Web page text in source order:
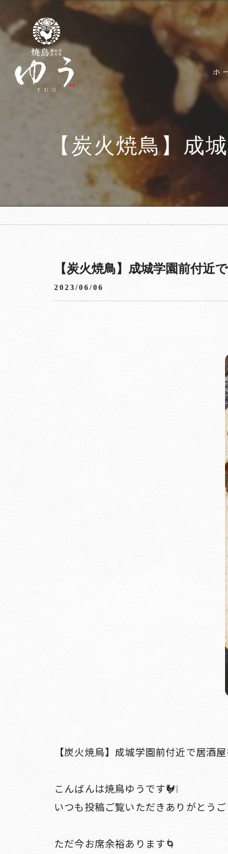
ホ
【炭火焼鳥】成
【炭火焼鳥】成城学園前付近
2023/06/06
【炭火焼鳥】成城学園前付近で居酒
こんばんは焼鳥ゆうです🐓❕
いつも投稿ご覧いただきありがとう
ただ今お席余裕あります🌀